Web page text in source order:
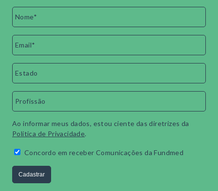
Ao informar meus dados, estou ciente das diretrizes da
Política de Privacidade.
Concordo em receber Comunicações da Fundmed